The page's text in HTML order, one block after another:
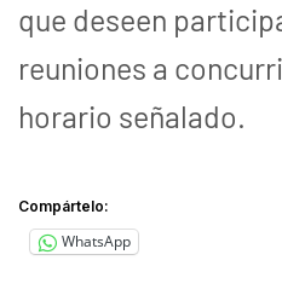
que deseen
reuniones a
horario señalado.
Compártelo:
WhatsApp